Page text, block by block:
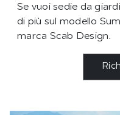
Se vuoi sedie da
di più sul modello
marca Scab Design.